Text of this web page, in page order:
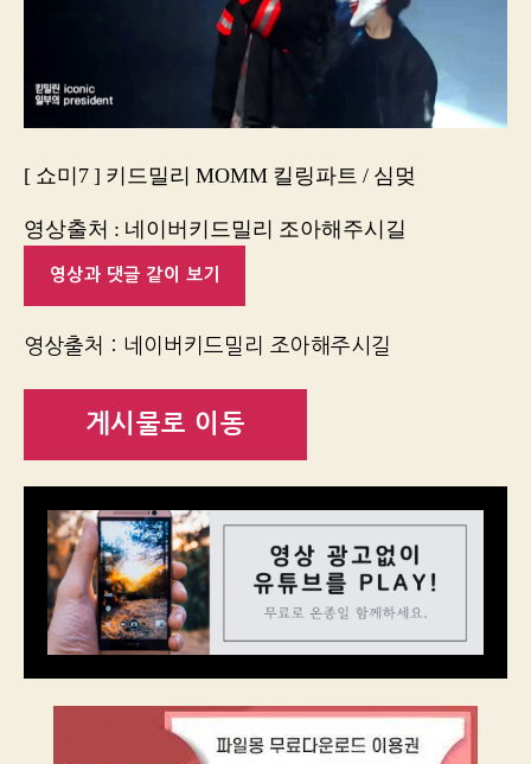
[ 쇼미7 ] 키드밀리 MOMM 킬링파트 / 심멎
영상출처 : 네이버키드밀리 조아해주시길
영상과 댓글 같이 보기
영상출처 : 네이버키드밀리 조아해주시길
게시물로 이동